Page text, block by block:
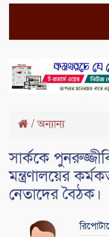
/অন্যান্য
সার্ককে
মন্ত্রণালয়ের
নেতাদের বৈঠক।